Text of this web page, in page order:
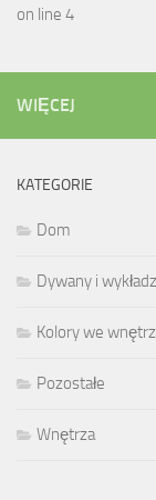
on line 4
WIĘCEJ
KATEGORIE
Dom
Dywany i
Kolory we
Pozostałe
Wnętrza